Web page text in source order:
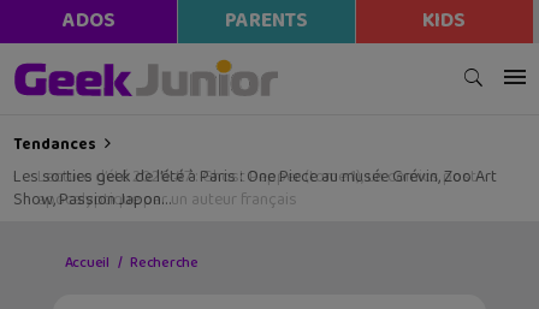
ADOS PARENTS KIDS
Tendances
Les sorties geek de l’été à Paris : One Piece au musée Grévin, Zoo Art
Show, Passion Japon…
Accueil Recherche